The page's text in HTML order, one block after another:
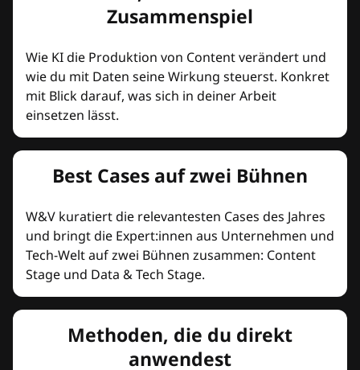
Zusammenspiel
Wie KI die Produktion von Content verändert und
wie du mit Daten seine Wirkung steuerst. Konkret
mit Blick darauf, was sich in deiner Arbeit
einsetzen lässt.
Best Cases auf zwei Bühnen
W&V kuratiert die relevantesten Cases des Jahres
und bringt die Expert:innen aus Unternehmen und
Tech-Welt auf zwei Bühnen zusammen: Content
Stage und Data & Tech Stage.
Methoden, die du direkt
anwendest